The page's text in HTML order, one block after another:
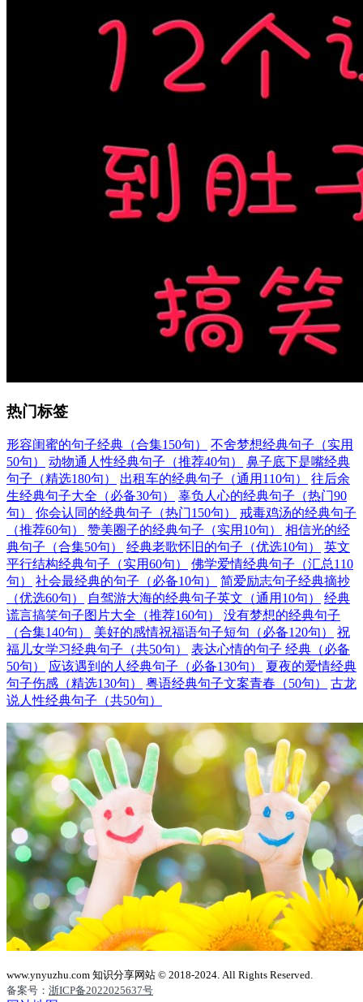
热门标签
形容闺蜜的句子经典（合集150句）
不舍梦想经典句子（实用
50句）
动物通人性经典句子（推荐40句）
鼻子底下是嘴经典
句子（精选180句）
出租车的经典句子（通用110句）
往后余
生经典句子大全（必备30句）
辜负人心的经典句子（热门90
句）
你会认同的经典句子（热门150句）
戒毒鸡汤的经典句子
（推荐60句）
赞美圈子的经典句子（实用10句）
相信光的经
典句子（合集50句）
经典老歌怀旧的句子（优选10句）
英文
平行结构经典句子（实用60句）
佛学爱情经典句子（汇总110
句）
社会最经典的句子（必备10句）
简爱励志句子经典摘抄
（优选60句）
自驾游大海的经典句子英文（通用10句）
经典
谎言搞笑句子图片大全（推荐160句）
没有梦想的经典句子
（合集140句）
美好的感情祝福语句子短句（必备120句）
祝
福儿女学习经典句子（共50句）
表达心情的句子 经典（必备
50句）
应该遇到的人经典句子（必备130句）
夏夜的爱情经典
句子伤感（精选130句）
粤语经典句子文案青春（50句）
古龙
说人性经典句子（共50句）
www.ynyuzhu.com 知识分享网站 © 2018-2024. All Rights Reserved.
备案号： 浙ICP备2022025637号